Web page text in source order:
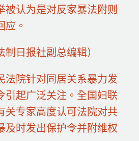
被认为是对反家暴法附则
应。
日报社副总编辑）
法院针对同居关系暴力发
引起广泛关注。全国妇联
关专家高度认可法院对共
及时发出保护令并附维权